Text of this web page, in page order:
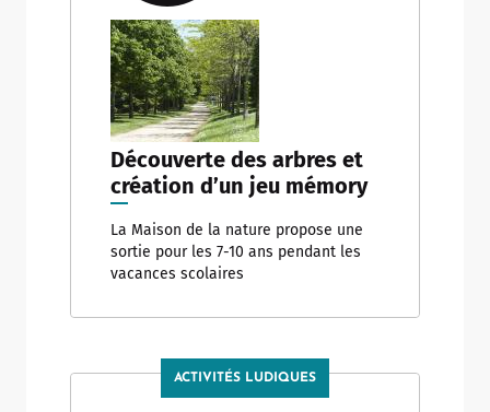
Découverte des arbres et
création d’un jeu mémory
La Maison de la nature propose une
sortie pour les 7-10 ans pendant les
vacances scolaires
ACTIVITÉS LUDIQUES